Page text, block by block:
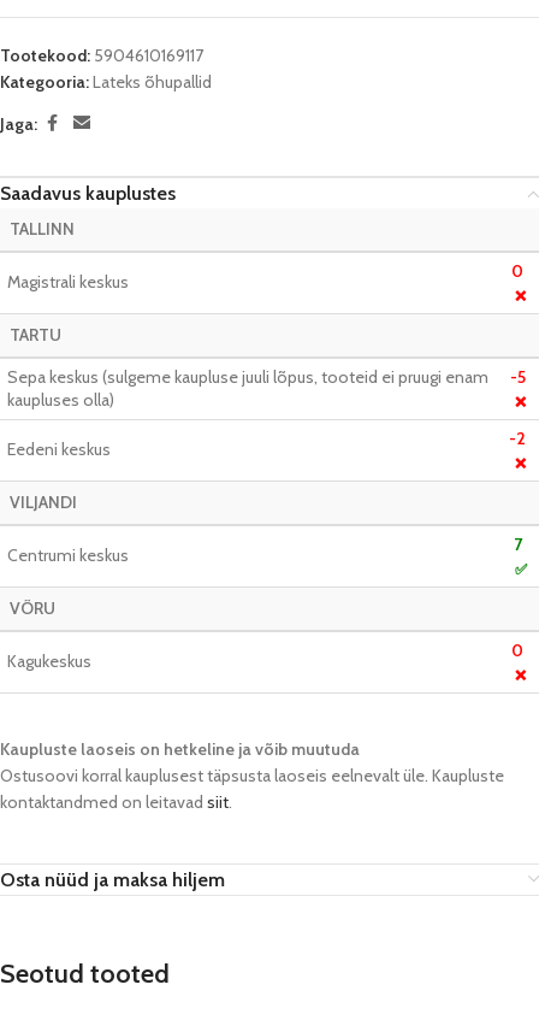
Tootekood: 5904610169117
Kategooria:Lateks õhupallid
Jaga:
Saadavus kauplustes
TALLINN
Magistrali keskus 0
❌
TARTU
Sepa keskus (sulgeme kaupluse juuli lõpus, tooteid ei pruugi enam
kaupluses olla)
-5
❌
Eedeni keskus -2
❌
VILJANDI
Centrumi keskus 7
✅
VÕRU
Kagukeskus 0
❌
Kaupluste laoseis on hetkeline ja võib muutuda​
Ostusoovi korral kauplusest täpsusta laoseis eelnevalt üle. Kaupluste
kontaktandmed on leitavad siit.
Osta nüüd ja maksa hiljem
Seotud tooted